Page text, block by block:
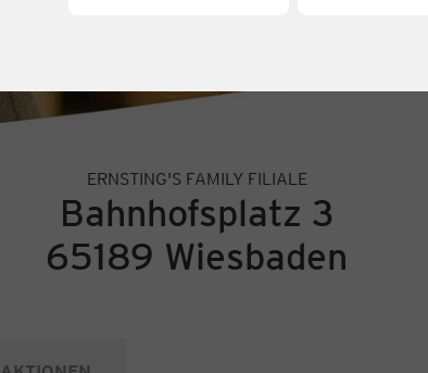
ERNSTING'S FAMILY FILIALE
Bahnhofsplatz 3
65189 Wiesbaden